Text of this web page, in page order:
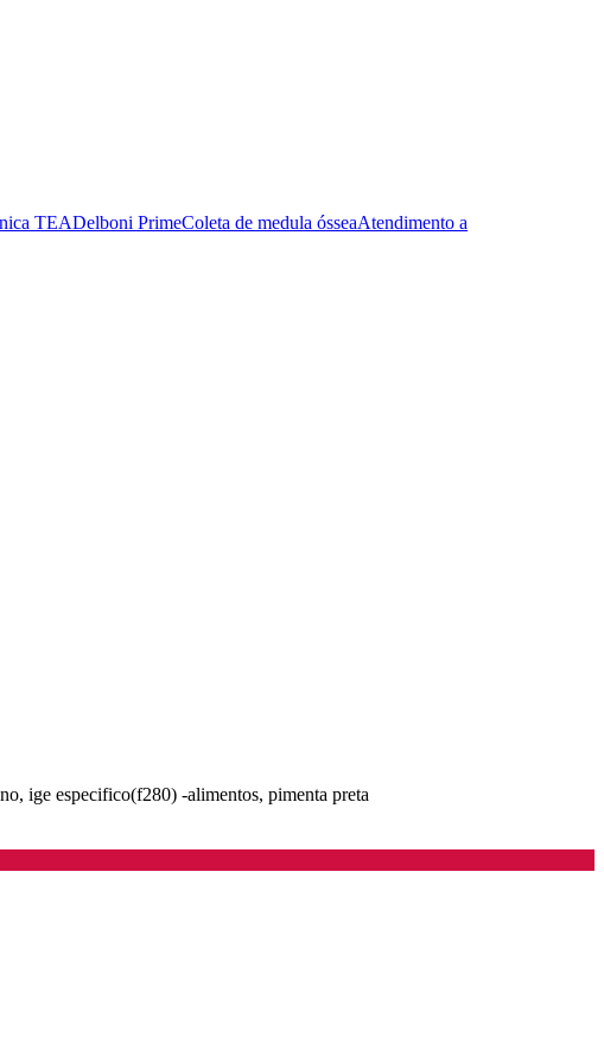
TEADelboni PrimeColeta de medula ósseaAtendimento a
ige especifico(f280) -alimentos, pimenta preta